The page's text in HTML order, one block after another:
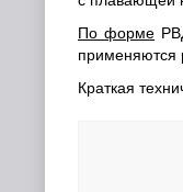
По форме
применяются
Краткая